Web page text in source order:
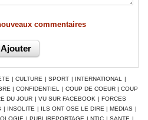
commentaires
| CULTURE | SPORT | INTERNATIONAL
|
| CONFIDENTIEL | COUP DE COEUR | COUP
DU JOUR | VU SUR FACEBOOK | FORCES
| INSOLITE | ILS ONT OSE LE DIRE | MEDIAS |
| PUBLIREPORTAGE | NTIC | SANTE |